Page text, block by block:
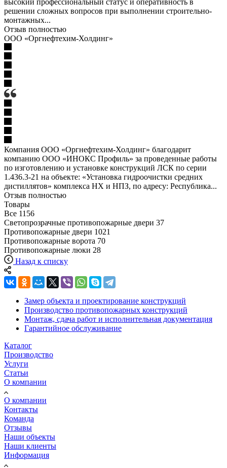
решении сложных вопросов при выполнении строительно-
монтажных...
Отзыв полностью
ООО «Оргнефтехим-Холдинг»
Компания ООО «Оргнефтехим-Холдинг» благодарит
компанию ООО «ИНОКС Профиль» за проведенные работы
по изготовлению и установке конструкций ЛСК по серии
1.436.3-21 на объекте: «Установка гидроочистки средних
дистиллятов» комплекса НХ и НПЗ, по адресу: Республика...
Отзыв полностью
Товары
Все 1156
Светопрозрачные противопожарные двери 37
Противопожарные двери 1021
Противопожарные ворота 70
Противопожарные люки 28
Назад к списку
Замер объекта и проектирование конструкций
Производство противопожарных конструкций
Монтаж, сдача работ и исполнительная документация
Гарантийное обслуживание
Каталог
Производство
Услуги
Статьи
О компании
О компании
Контакты
Команда
Отзывы
Наши объекты
Наши клиенты
Информация